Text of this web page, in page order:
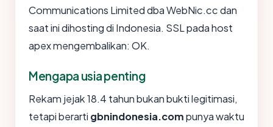
Communications Limited dba WebNic.cc dan
saat ini dihosting di Indonesia. SSL pada host
apex mengembalikan: OK.
Mengapa usia penting
Rekam jejak 18.4 tahun bukan bukti legitimasi,
tetapi berarti gbnindonesia.compunya waktu